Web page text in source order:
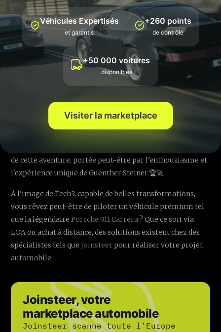
🏍️Tech3 MotoGP: Une équipe
historique face à un tournant
décisif
[...contenu original complet de l'article...]
de cette aventure, portée peut-être par l'enthousiasme et
l'expérience unique de Guenther Steiner.🏆🚀
À l'image de Tech3, capable de belles transformations,
vous rêvez peut-être de piloter un véhicule premium tel
que la légendairePorsche 911 Carrera ? Que ce soit via
LOA ou achat à distance, des solutions existent chez des
spécialistes tels queJoinsteerpour réaliser votre projet
automobile.
Joinsteer, votre
marketplace automobile
Joinsteer scanne toute l’Europe
Véhicules Expertisés
et garantis
+260 points
de contrôle
+50 000 voitures
disponibles
Visiter la marketplace